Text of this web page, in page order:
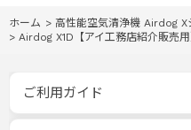
ホーム > 高性能空気清浄機 Airdog X
> Airdog X1D【アイ工務店紹介販売用
ご利用ガイド